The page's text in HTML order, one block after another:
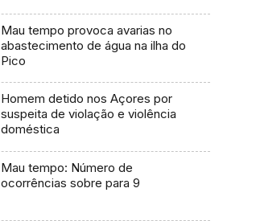
Mau tempo provoca avarias no
abastecimento de água na ilha do
Pico
Homem detido nos Açores por
suspeita de violação e violência
doméstica
Mau tempo: Número de
ocorrências sobre para 9